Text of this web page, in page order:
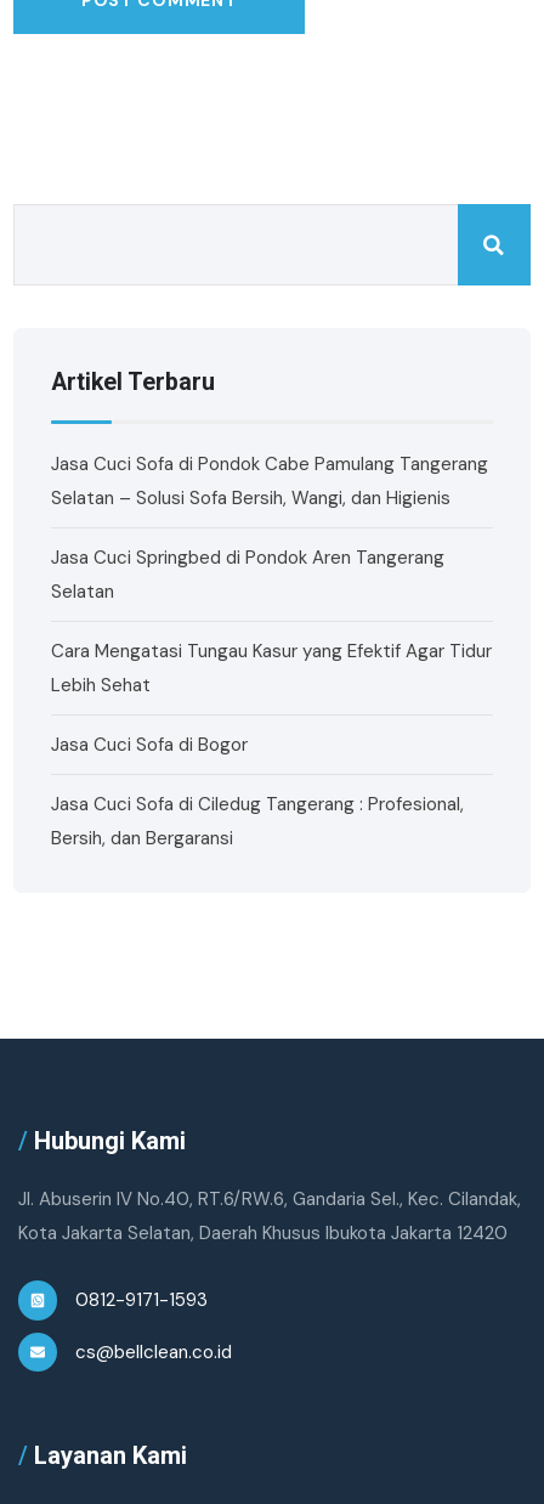
Artikel Terbaru
Jasa Cuci Sofa di Pondok Cabe Pamulang Tangerang
Selatan – Solusi Sofa Bersih, Wangi, dan Higienis
Jasa Cuci Springbed di Pondok Aren Tangerang
Selatan
Cara Mengatasi Tungau Kasur yang Efektif Agar Tidur
Lebih Sehat
Jasa Cuci Sofa di Bogor
Jasa Cuci Sofa di Ciledug Tangerang : Profesional,
Bersih, dan Bergaransi
/ Hubungi Kami
Jl. Abuserin IV No.40, RT.6/RW.6, Gandaria Sel., Kec. Cilandak,
Kota Jakarta Selatan, Daerah Khusus Ibukota Jakarta 12420
0812-9171-1593
cs@bellclean.co.id
/ Layanan Kami